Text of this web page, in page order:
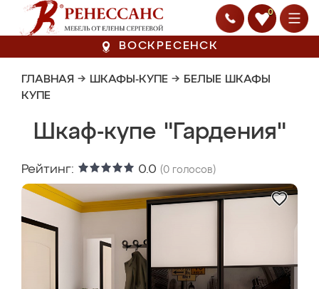
0
ВОСКРЕСЕНСК
ГЛАВНАЯ → ШКАФЫ-КУПЕ → БЕЛЫЕ ШКАФЫ
КУПЕ
Шкаф-купе "Гардения"
Рейтинг: 0.0 (0 голосов)